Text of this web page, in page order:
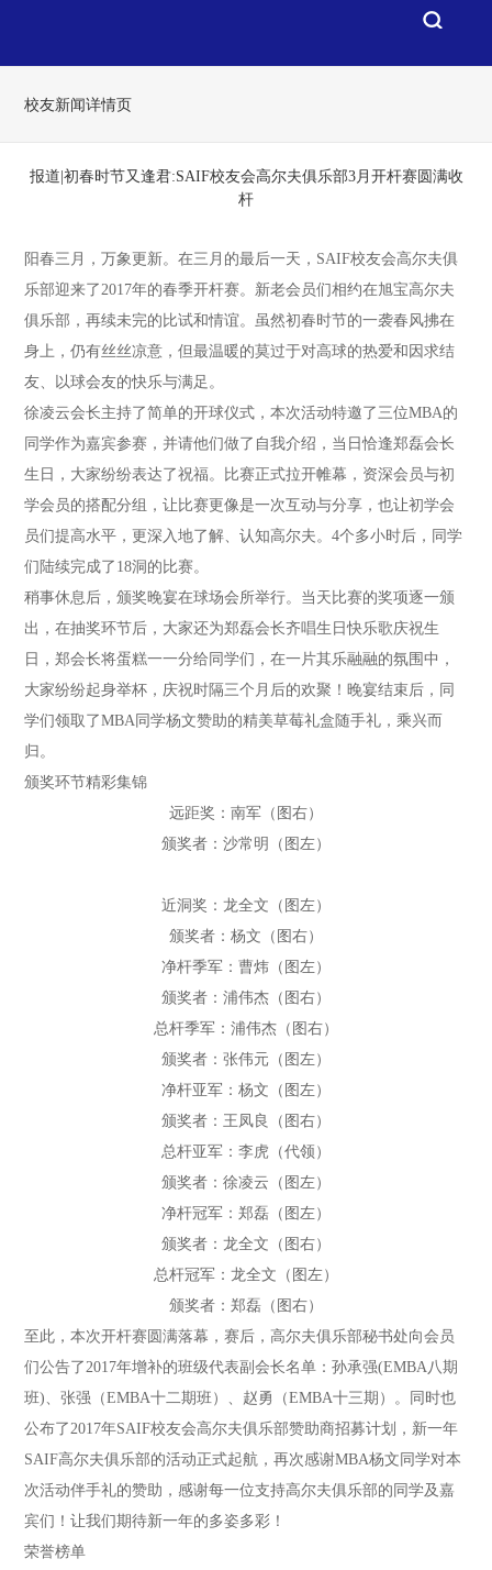
校友新闻详情页
报道|初春时节又逢君:SAIF校友会高尔夫俱乐部3月开杆赛圆满收
杆
阳春三月，万象更新。在三月的最后一天，SAIF校友会高尔夫俱
乐部迎来了2017年的春季开杆赛。新老会员们相约在旭宝高尔夫
俱乐部，再续未完的比试和情谊。虽然初春时节的一袭春风拂在
身上，仍有丝丝凉意，但最温暖的莫过于对高球的热爱和因求结
友、以球会友的快乐与满足。
徐凌云会长主持了简单的开球仪式，本次活动特邀了三位MBA的
同学作为嘉宾参赛，并请他们做了自我介绍，当日恰逢郑磊会长
生日，大家纷纷表达了祝福。比赛正式拉开帷幕，资深会员与初
学会员的搭配分组，让比赛更像是一次互动与分享，也让初学会
员们提高水平，更深入地了解、认知高尔夫。4个多小时后，同学
们陆续完成了18洞的比赛。
稍事休息后，颁奖晚宴在球场会所举行。当天比赛的奖项逐一颁
出，在抽奖环节后，大家还为郑磊会长齐唱生日快乐歌庆祝生
日，郑会长将蛋糕一一分给同学们，在一片其乐融融的氛围中，
大家纷纷起身举杯，庆祝时隔三个月后的欢聚！晚宴结束后，同
学们领取了MBA同学杨文赞助的精美草莓礼盒随手礼，乘兴而
归。
颁奖环节精彩集锦
远距奖：南军（图右）
颁奖者：沙常明（图左）
近洞奖：龙全文（图左）
颁奖者：杨文（图右）
净杆季军：曹炜（图左）
颁奖者：浦伟杰（图右）
总杆季军：浦伟杰（图右）
颁奖者：张伟元（图左）
净杆亚军：杨文（图左）
颁奖者：王凤良（图右）
总杆亚军：李虎（代领）
颁奖者：徐凌云（图左）
净杆冠军：郑磊（图左）
颁奖者：龙全文（图右）
总杆冠军：龙全文（图左）
颁奖者：郑磊（图右）
至此，本次开杆赛圆满落幕，赛后，高尔夫俱乐部秘书处向会员
们公告了2017年增补的班级代表副会长名单：孙承强(EMBA八期
班)、张强（EMBA十二期班）、赵勇（EMBA十三期）。同时也
公布了2017年SAIF校友会高尔夫俱乐部赞助商招募计划，新一年
SAIF高尔夫俱乐部的活动正式起航，再次感谢MBA杨文同学对本
次活动伴手礼的赞助，感谢每一位支持高尔夫俱乐部的同学及嘉
宾们！让我们期待新一年的多姿多彩！
荣誉榜单